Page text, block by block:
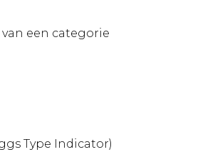
een categorie
Type Indicator)